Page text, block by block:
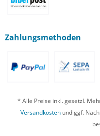
Zahlungsmethoden
* Alle Preise inkl. gesetzl.
Versandkosten und ggf.